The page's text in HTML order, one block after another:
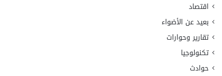
اقتصاد
بعيد عن الأضواء
تقارير وحوارات
تكنولوجيا
حوادث